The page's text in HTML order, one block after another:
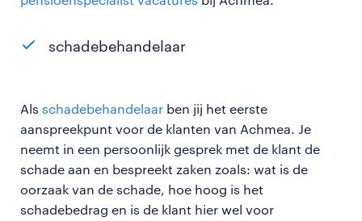
schadebehandelaar
Als schadebehandelaar ben jij het eerste
aanspreekpunt voor de klanten van Achmea. Je
neemt in een persoonlijk gesprek met de klant de
schade aan en bespreekt zaken zoals: wat is de
oorzaak van de schade, hoe hoog is het
schadebedrag en is de klant hier wel voor